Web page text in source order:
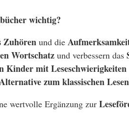
wichtig?
Zuhören und die
Wortschatz und verbessern das
Kinder mit Leseschwierigkeiten
zum klassischen Lesen
wertvolle Ergänzung zur